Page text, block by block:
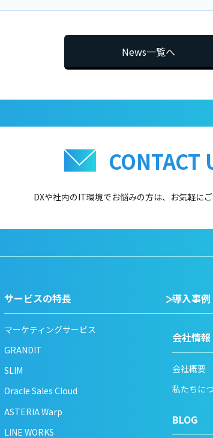
News一覧へ
CONTACT
DXや社内のIT環境でお悩みの方は、 お気軽に
サービスの特長
マーケティングサービス
GRANDIT
SLIM
Oracle Sales Cloud
ASTERIA Warp
LINE WORKS
導入事例
会社情報
会社概要
私たちに
BLOG